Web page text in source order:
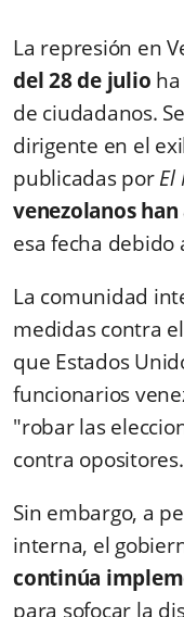
La represión en
del 28 de julio
de ciudadanos.
dirigente en el
publicadas porEl
venezolanos
esa fecha debido
La comunidad
medidas contra
que Estados
funcionarios
"robar las
contra opositores.
Sin embargo, a
interna, el
continúa
para sofocar la